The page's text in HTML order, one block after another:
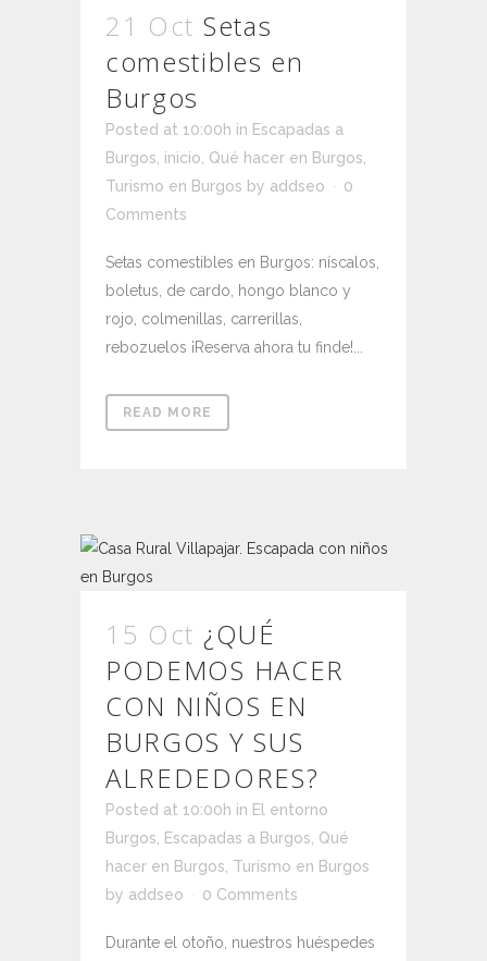
21 Oct Setas
comestibles en
Burgos
Posted at 10:00h in Escapadas a
Burgos inicio Qué hacer en Burgos
Turismo en Burgos by addseo
0
Comments
Setas comestibles en Burgos: níscalos,
boletus, de cardo, hongo blanco y
rojo, colmenillas, carrerillas,
rebozuelos ¡Reserva ahora tu finde!...
READ MORE
15 Oct ¿QUÉ
PODEMOS HACER
CON NIÑOS EN
BURGOS Y SUS
ALREDEDORES?
Posted at 10:00h in El entorno
Burgos
Escapadas a Burgos Qué
hacer en Burgos Turismo en Burgos
by addseo 0 Comments
Durante el otoño, nuestros huéspedes